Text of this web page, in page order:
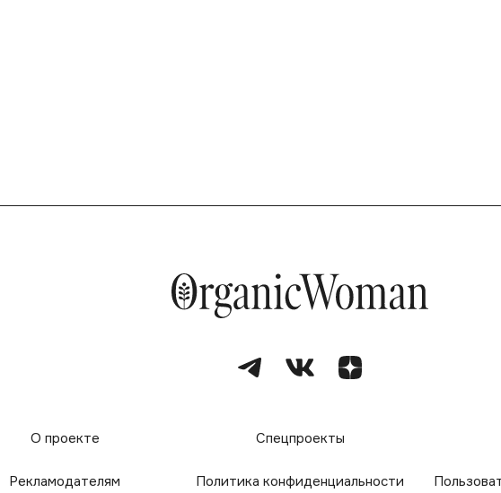
О проекте Спецпроекты
Рекламодателям Политика конфиденциальности